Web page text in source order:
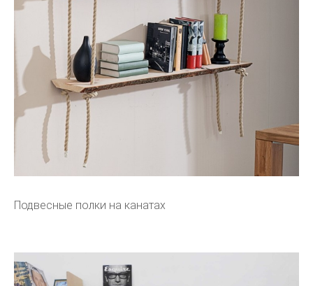
Подвесные полки на канатах